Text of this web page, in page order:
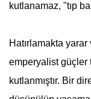
kutlanamaz, "tıp
Hatırlamakta yarar
emperyalist güçler
kutlanmıştır. Bir